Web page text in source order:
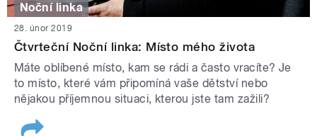
Noční linka
28. únor 2019
Čtvrteční Noční linka: Místo mého života
Máte oblíbené místo, kam se rádi a často vracíte? Je
to místo, které vám připomíná vaše dětství nebo
nějakou příjemnou situaci, kterou jste tam zažili?